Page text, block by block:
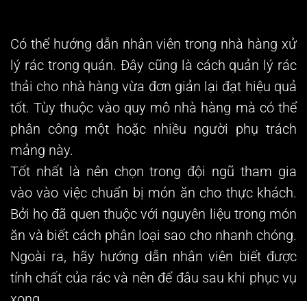
Có thể hướng dẫn nhân viên trong nhà hàng xử
lý rác trong quán. Đây cũng là cách quản lý rác
thải cho nhà hàng vừa đơn giản lại đạt hiệu quả
tốt. Tùy thuộc vào quy mô nhà hàng mà có thể
phân công một hoặc nhiều người phụ trách
mảng này.
Tốt nhất là nên chọn trong đội ngũ tham gia
vào vào việc chuẩn bị món ăn cho thực khách.
Bởi họ đã quen thuộc với nguyên liệu trong món
ăn và biết cách phân loại sao cho nhanh chóng.
Ngoài ra, hãy hướng dẫn nhân viên biết được
tính chất của rác và nên để đâu sau khi phục vụ